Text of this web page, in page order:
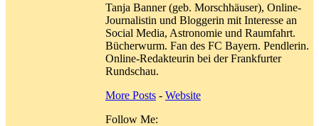
Tanja Banner (geb. Morschhäuser), Online-
Journalistin und Bloggerin mit Interesse an
Social Media, Astronomie und Raumfahrt.
Bücherwurm. Fan des FC Bayern. Pendlerin.
Online-Redakteurin bei der Frankfurter
Rundschau.
More Posts - Website
Follow Me: